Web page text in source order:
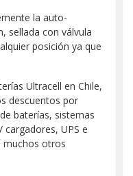
la auto-
sellada con válvula
posición ya que
Ultracell en Chile,
descuentos por
baterías, sistemas
UPS e
muchos otros